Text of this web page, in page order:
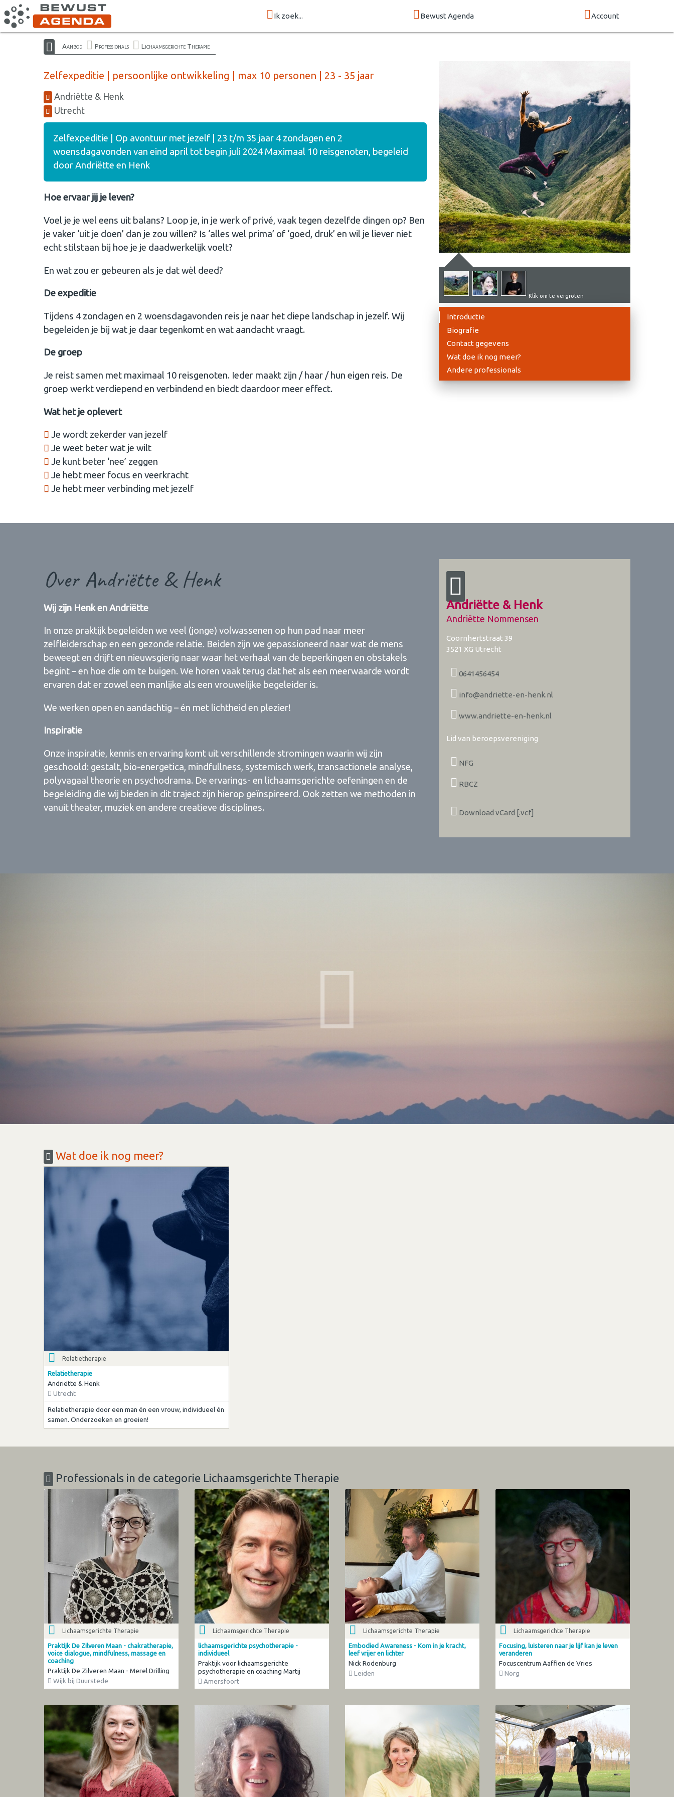
Ik zoek... Bewust Agenda Account
Aanbod Professionals Lichaamsgerichte Therapie
Zelfexpeditie | persoonlijke ontwikkeling | max 10 personen | 23 - 35 jaar
Andriëtte & Henk
Utrecht
Zelfexpeditie | Op avontuur met jezelf | 23 t/m 35 jaar 4 zondagen en 2
woensdagavonden van eind april tot begin juli 2024 Maximaal 10 reisgenoten, begeleid
door Andriëtte en Henk
Hoe ervaar jij je leven?
Voel je je wel eens uit balans? Loop je, in je werk of privé, vaak tegen dezelfde dingen op? Ben
je vaker ‘uit je doen’ dan je zou willen? Is ‘alles wel prima’ of ‘goed, druk’ en wil je liever niet
echt stilstaan bij hoe je je daadwerkelijk voelt?
En wat zou er gebeuren als je dat wèl deed?
De expeditie
Tijdens 4 zondagen en 2 woensdagavonden reis je naar het diepe landschap in jezelf. Wij
begeleiden je bij wat je daar tegenkomt en wat aandacht vraagt.
De groep
Je reist samen met maximaal 10 reisgenoten. Ieder maakt zijn / haar / hun eigen reis. De
groep werkt verdiepend en verbindend en biedt daardoor meer effect.
Wat het je oplevert
Je wordt zekerder van jezelf
Je weet beter wat je wilt
Je kunt beter ‘nee’ zeggen
Je hebt meer focus en veerkracht
Je hebt meer verbinding met jezelf
Klik om te vergroten
Introductie
Biografie
Contact gegevens
Wat doe ik nog meer?
Andere professionals
Over Andriëtte & Henk
Wij zijn Henk en Andriëtte
In onze praktijk begeleiden we veel (jonge) volwassenen op hun pad naar meer
zelfleiderschap en een gezonde relatie. Beiden zijn we gepassioneerd naar wat de mens
beweegt en drijft en nieuwsgierig naar waar het verhaal van de beperkingen en obstakels
begint – en hoe die om te buigen. We horen vaak terug dat het als een meerwaarde wordt
ervaren dat er zowel een manlijke als een vrouwelijke begeleider is.
We werken open en aandachtig – én met lichtheid en plezier!
Inspiratie
Onze inspiratie, kennis en ervaring komt uit verschillende stromingen waarin wij zijn
geschoold: gestalt, bio-energetica, mindfullness, systemisch werk, transactionele analyse,
polyvagaal theorie en psychodrama. De ervarings- en lichaamsgerichte oefeningen en de
begeleiding die wij bieden in dit traject zijn hierop geïnspireerd. Ook zetten we methoden in
vanuit theater, muziek en andere creatieve disciplines.
Andriëtte & Henk
Andriëtte Nommensen
Coornhertstraat 39
3521 XG Utrecht
0641456454
info@andriette-en-henk.nl
www.andriette-en-henk.nl
Lid van beroepsvereniging
NFG
RBCZ
Download vCard [.vcf]
Wat doe ik nog meer?
Relatietherapie
Relatietherapie
Andriëtte & Henk
Utrecht
Relatietherapie door een man én een vrouw, individueel én
samen. Onderzoeken en groeien!
Professionals in de categorie Lichaamsgerichte Therapie
Lichaamsgerichte Therapie
Praktijk De Zilveren Maan - chakratherapie,
voice dialogue, mindfulness, massage en
coaching
Praktijk De Zilveren Maan - Merel Drilling
Wijk bij Duurstede
Lichaamsgerichte Therapie
lichaamsgerichte psychotherapie -
individueel
Praktijk voor lichaamsgerichte
psychotherapie en coaching Martij
Amersfoort
Lichaamsgerichte Therapie
Embodied Awareness - Kom in je kracht,
leef vrijer en lichter
Nick Rodenburg
Leiden
Lichaamsgerichte Therapie
Focusing, luisteren naar je lijf kan je leven
veranderen
Focuscentrum Aaffien de Vries
Norg